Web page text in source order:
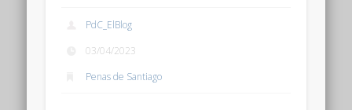
PdC_ElBlog
03/04/2023
Penas de Santiago